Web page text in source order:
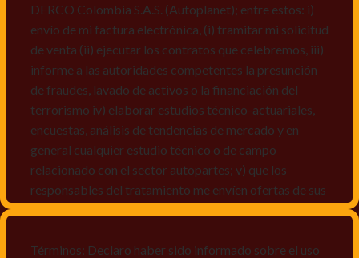
DERCO Colombia S.A.S. (Autoplanet); entre estos: i)
envío de mi factura electrónica, (i) tramitar mi solicitud
de venta (ii) ejecutar los contratos que celebremos, iii)
informe a las autoridades competentes la presunción
de fraudes, lavado de activos o la financiación del
terrorismo iv) elaborar estudios técnico-actuariales,
encuestas, análisis de tendencias de mercado y en
general cualquier estudio técnico o de campo
relacionado con el sector autopartes; v) que los
responsables del tratamiento me envíen ofertas de sus
mismos, vi) crear bases de datos de acuerdo a las
Términos: Declaro haber sido informado sobre el uso